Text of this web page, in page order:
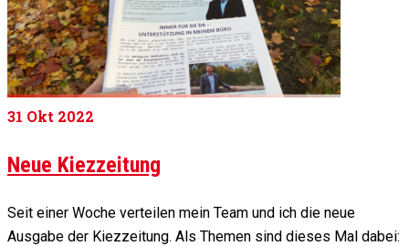
31 Okt 2022
Neue Kiezzeitung
Seit einer Woche verteilen mein Team und ich die neue
Ausgabe der Kiezzeitung. Als Themen sind dieses Mal dabei: